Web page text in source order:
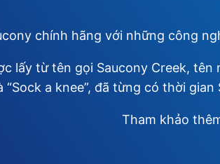
chính hãng với những công
lấy từ tên gọi Saucony Creek,
“Sock a knee”, đã từng có thời
Tham khảo